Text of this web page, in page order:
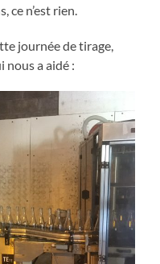
ce n’est rien.
journée de tirage,
nous a aidé :